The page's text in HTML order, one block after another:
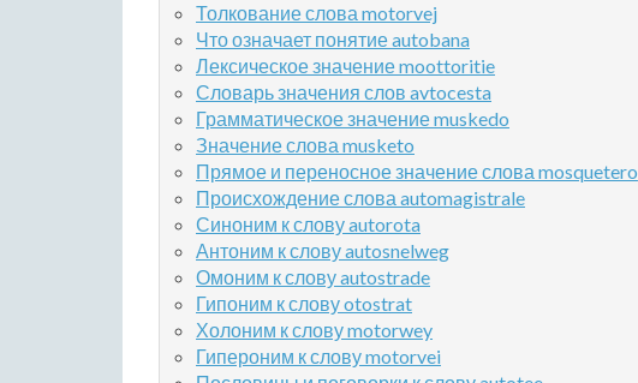
Толкование слова motorvej
Что означает понятие autobana
Лексическое значение moottoritie
Словарь значения слов avtocesta
Грамматическое значение muskedo
Значение слова musketo
Прямое и переносное значение слова mosquetero
Происхождение слова automagistrale
Синоним к слову autorota
Антоним к слову autosnelweg
Омоним к слову autostrade
Гипоним к слову otostrat
Холоним к слову motorwey
Гипероним к слову motorvei